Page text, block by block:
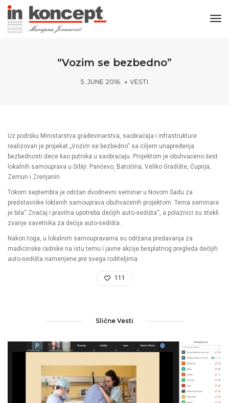
“Vozim se bezbedno”
5. JUNE 2016. VESTI
Uz podršku Ministarstva građevinarstva, saobraćaja i infrastrukture
realizovan je projekat „Vozim se bezbedno“ sa ciljem unapređenja
bezbednosti dece kao putnika u saobraćaju. Projektom je obuhvaćeno šest
lokalnih samouprava u Srbiji: Pančevo, Batočina, Veliko Gradište, Ćuprija,
Zemun i Zrenjanin.
Tokom septembra je održan dvodnevni seminar u Novom Sadu za
predstavnike loklanih samouprava obuhvaćenih projektom. Tema seminara
je bila“ Značaj i pravilna upotreba dečijih auto-sedišta“, a polaznici su stekli
zvanje savetnika za dečija auto-sedišta.
Nakon toga, u lokalnim samoupravama su održana predavanja za
madicinske radnike na istu temu i javne akcije besplatnog pregleda dečijih
auto-sedišta namenjene pre svega roditeljima.
111
Slične Vesti